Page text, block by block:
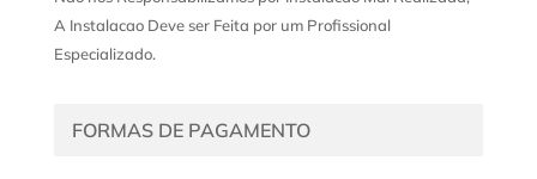
A Instalacao Deve ser Feita por um Profissional
Especializado.
FORMAS DE PAGAMENTO